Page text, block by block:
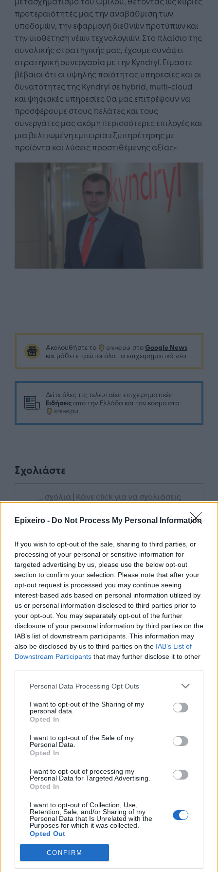
Epixeiro - Do Not Process My Personal Information
If you wish to opt-out of the sale, sharing to third parties, or
processing of your personal or sensitive information for
targeted advertising by us, please use the below opt-out
section to confirm your selection. Please note that after your
opt-out request is processed you may continue seeing
interest-based ads based on personal information utilized by
us or personal information disclosed to third parties prior to
your opt-out. You may separately opt-out of the further
disclosure of your personal information by third parties on the
IAB’s list of downstream participants. This information may
also be disclosed by us to third parties on the IAB’s List of
Downstream Participants that may further disclose it to other
Personal Data Processing Opt Outs
I want to opt-out of the Sharing of my
personal data.
Opted In
I want to opt-out of the Sale of my
Personal Data.
Opted In
I want to opt-out of processing my
Personal Data for Targeted Advertising.
Opted In
I want to opt-out of Collection, Use,
Retention, Sale, and/or Sharing of my
Personal Data that Is Unrelated with the
Purposes for which it was collected.
Opted Out
CONFIRM
προτεραιότητές μας την αναβάθμιση των
υποδομών, την εφαρμογή διεθνών προτύπων και
την υιοθέτηση νέων τεχνολογιών. Στο πλαίσιο της
συνολικής στρατηγικής μας, έχουμε συνάψει
στρατηγική συνεργασία με την Kyndryl. Είμαστε
βέβαιοι ότι οι υψηλής ποιότητας υπηρεσίες και οι
δυνατότητες της Kyndryl σε hybrid, multi-cloud
και ψηφιακές υπηρεσίες θα μας επιτρέψουν να
προσφέρουμε στους πελάτες και τους
συνεργάτες μας ακόμη περισσότερες επιλογές και
μια βελτιωμένη εμπειρία εξυπηρέτησης με
προϊόντα και λύσεις προστιθέμενης αξίας».
Ακολουθήστε το στο Google News
και μάθετε πρώτοι όλα τα επιχειρηματικά νέα
Δείτε όλες τις τελευταίες επιχειρηματικές
Ειδήσεις από την Ελλάδα και τον κόσμο στο
Σχολιάστε
... σχόλια | Κάνε click για να σχολιάσεις
TP Greece: Πώς διαμορφώνεται το
μέλλον του Insurance στην εποχή του AI
Advertorial
Περισσότερα από το